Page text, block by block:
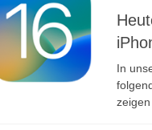
In